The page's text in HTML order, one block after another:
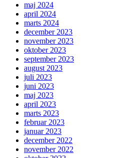
maj 2024
april 2024
marts 2024
december 2023
november 2023
oktober 2023
september 2023
august 2023
juli 2023
juni 2023
maj 2023
april 2023
marts 2023
februar 2023
januar 2023
december 2022
november 2022